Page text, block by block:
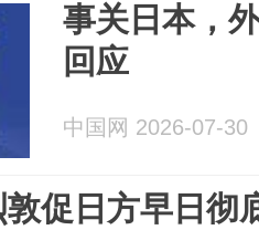
事关日本，
回应
中国网 2026-07-30
促日方早日彻